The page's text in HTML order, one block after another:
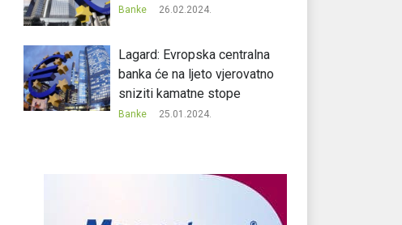
Banke 26.02.2024.
Lagard: Evropska centralna
banka će na ljeto vjerovatno
sniziti kamatne stope
Banke 25.01.2024.